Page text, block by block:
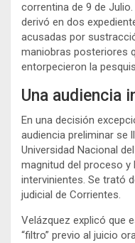
correntina de 9 de Julio
derivó en dos
acusadas por
maniobras posteriores
entorpecieron la
Una audiencia
En una decisión
audiencia preliminar se
Universidad Nacional
magnitud del proceso y
intervinientes. Se trató
judicial de Corrientes.
Velázquez explicó que
“filtro” previo al juicio